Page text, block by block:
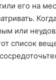
его на
или
список